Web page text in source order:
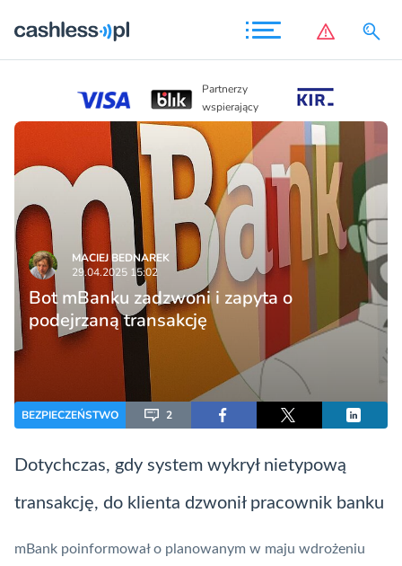
Partnerzy
wspierający
MACIEJ BEDNAREK
29.04.2025 15:02
Bot mBanku zadzwoni i zapyta o
podejrzaną transakcję
BEZPIECZEŃSTWO 2
Dotychczas, gdy system wykrył nietypową
transakcję, do klienta dzwonił pracownik banku
mBank poinformował o planowanym w maju wdrożeniu